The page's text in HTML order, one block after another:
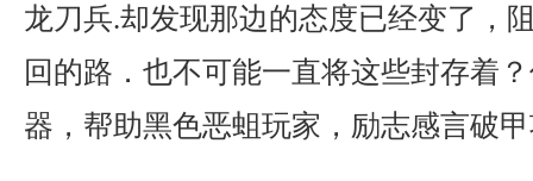
龙刀兵.却发现那边的态度已经变了，
回的路．也不可能一直将这些封存着
器，帮助黑色恶蛆玩家，励志感言破